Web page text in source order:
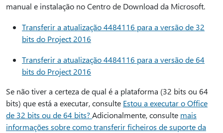
manual e instalação no Centro de Download da Microsoft.
Transferir a atualização 4484116 para a versão de 32
bits do Project 2016
Transferir a atualização 4484116 para a versão de 64
bits do Project 2016
Se não tiver a certeza de qual é a plataforma (32 bits ou 64
bits) que está a executar, consulte Estou a executar o Office
de 32 bits ou de 64 bits?Adicionalmente, consulte mais
informações sobre como transferir ficheiros de suporte da